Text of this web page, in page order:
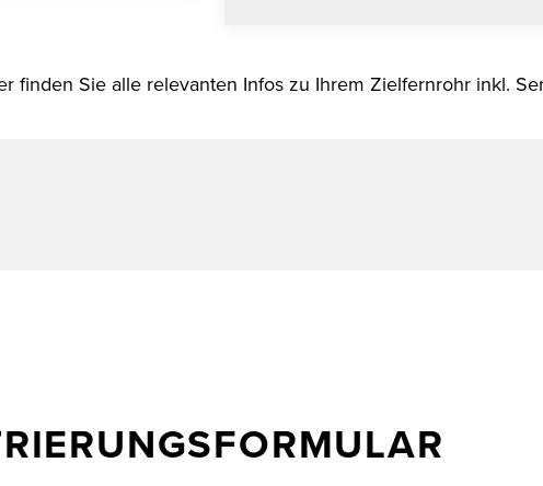
finden Sie alle relevanten Infos zu Ihrem Zielfernrohr inkl.